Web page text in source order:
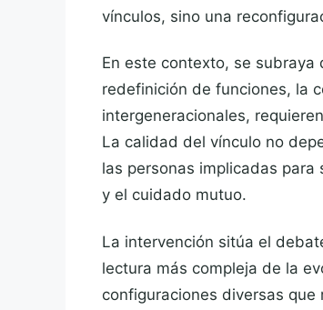
vínculos, sino una
En este contexto, se
redefinición de funciones, la
intergeneracionales,
La calidad del vínculo no
las personas implicadas
y el cuidado mutuo.
La intervención sitúa el
lectura más compleja de la
configuraciones diversas